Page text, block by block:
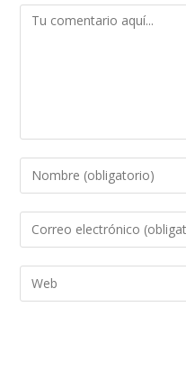
Comentario
Introduce
tu
nombre
de
usuario
Introduce
tu
dirección
de
Introduce
la